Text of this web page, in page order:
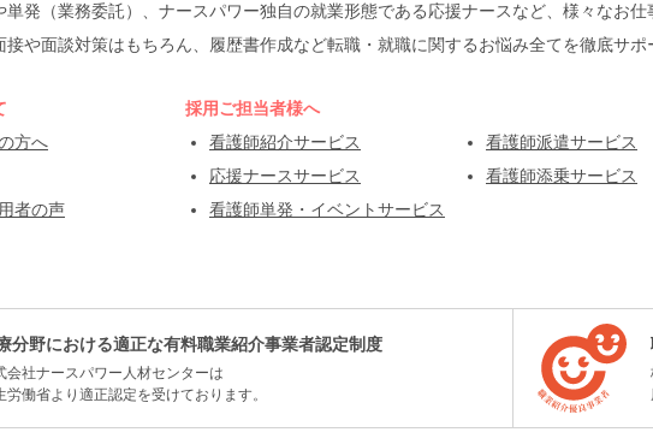
単発（業務委託）、ナースパワー独自の就業形態である応援ナースなど、様々なお
や面談対策はもちろん、履歴書作成など転職・就職に関するお悩み全てを徹底サポ
方へ
者の声
採用ご担当者様へ
看護師紹介サービス
応援ナースサービス
看護師単発・イベントサービス
看護師派遣サービス
看護師添乗サービス
分野における適正な有料職業紹介事業者認定制度
会社ナースパワー人材センターは
労働省より適正認定を受けております。